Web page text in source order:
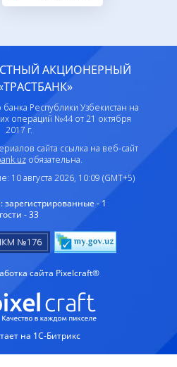
АКЦИОНЕРНЫЙ
Республики Узбекистан на
операций №44 от 21 октября
2017 г.
сайта ссылка на веб-сайт
обязательна.
августа 2026, 10:09 (GMT+5)
зарегистрированные - 1
гости - 33
сайта Pixelcraft®
на 1C-Битрикс